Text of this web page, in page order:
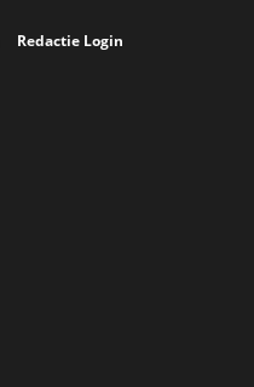
Redactie Login